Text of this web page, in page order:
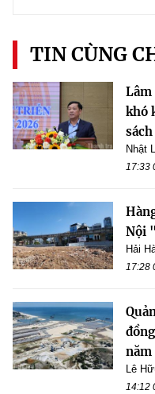
TIN CÙNG
Lâm
khó
sách
Nhật
17:33
Nội
Hải
17:28
năm
Lê
14:12